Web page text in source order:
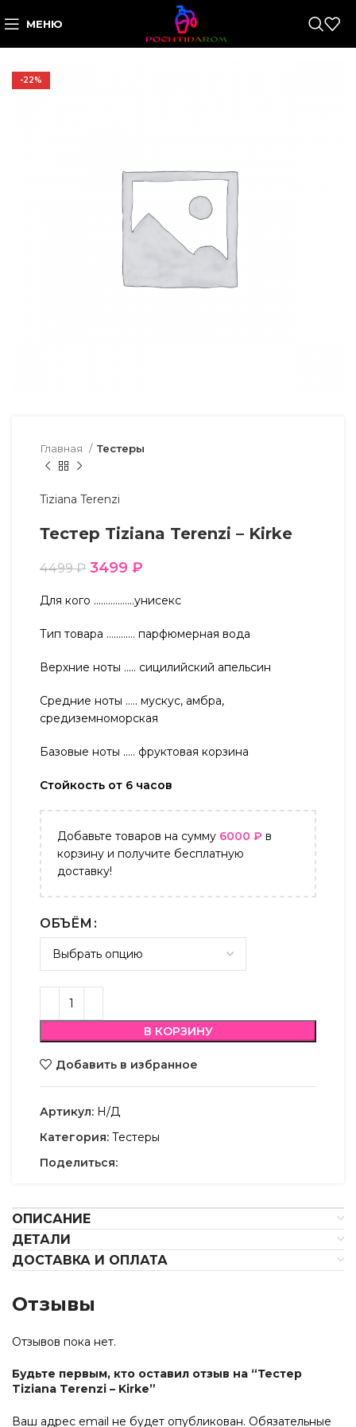
МЕНЮ
-22%
Главная Тестеры
Tiziana Terenzi
Тестер Tiziana Terenzi – Kirke
4499₽ 3499 ₽
Для кого ……………..унисекс
Тип товара ………… парфюмерная вода
Верхние ноты ….. сицилийский апельсин
Средние ноты ….. мускус, амбра,
средиземноморская
Базовые ноты ….. фруктовая корзина
Стойкость от 6 часов
Добавьте товаров на сумму 6000 ₽ в
корзину и получите бесплатную
доставку!
ОБЪЁМ
В КОРЗИНУ
Добавить в избранное
Артикул: Н/Д
Категория: Тестеры
Поделиться:
ОПИСАНИЕ
ДЕТАЛИ
ДОСТАВКА И ОПЛАТА
Отзывы
Отзывов пока нет.
Будьте первым, кто оставил отзыв на “Тестер
Tiziana Terenzi – Kirke”
Ваш адрес email не будет опубликован. Обязательные